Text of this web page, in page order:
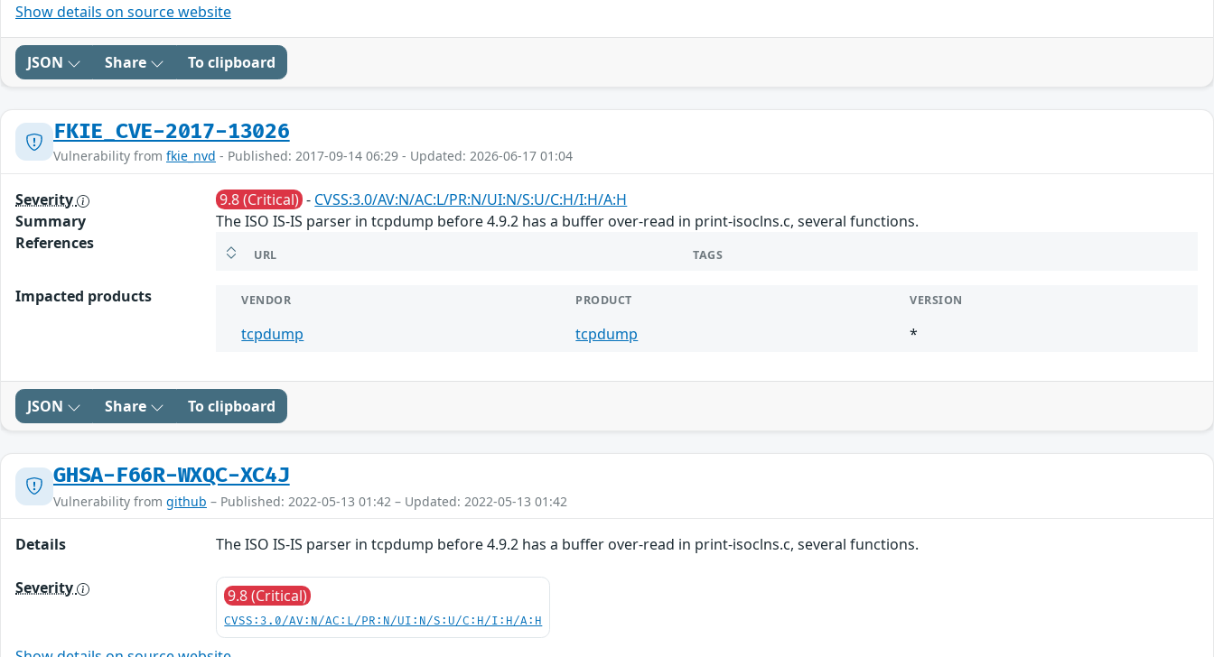
Show details on source website
JSON Share To clipboard
FKIE_CVE-2017-13026
Vulnerability from fkie_nvd - Published: 2017-09-14 06:29 - Updated: 2026-06-17 01:04
Severity 9.8 (Critical) - CVSS:3.0/AV:N/AC:L/PR:N/UI:N/S:U/C:H/I:H/A:H
Summary
The ISO IS-IS parser in tcpdump before 4.9.2 has a buffer over-read in print-isoclns.c, several functions.
References
URL TAGS
Impacted products VENDOR PRODUCT VERSION
tcpdump tcpdump *
JSON Share To clipboard
GHSA-F66R-WXQC-XC4J
Vulnerability from github – Published: 2022-05-13 01:42 – Updated: 2022-05-13 01:42
Details The ISO IS-IS parser in tcpdump before 4.9.2 has a buffer over-read in print-isoclns.c, several functions.
Severity 9.8 (Critical)
CVSS:3.0/AV:N/AC:L/PR:N/UI:N/S:U/C:H/I:H/A:H